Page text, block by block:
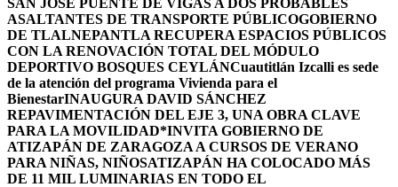
SAN JOSÉ PUENTE DE VIGAS A DOS PROBABLES
ASALTANTES DE TRANSPORTE PÚBLICOGOBIERNO
DE TLALNEPANTLA RECUPERA ESPACIOS PÚBLICOS
CON LA RENOVACIÓN TOTAL DEL MÓDULO
DEPORTIVO BOSQUES CEYLÁNCuautitlán Izcalli es sede
de la atención del programa Vivienda para el
BienestarINAUGURA DAVID SÁNCHEZ
REPAVIMENTACIÓN DEL EJE 3, UNA OBRA CLAVE
PARA LA MOVILIDAD*INVITA GOBIERNO DE
ATIZAPÁN DE ZARAGOZA A CURSOS DE VERANO
PARA NIÑAS, NIÑOSATIZAPÁN HA COLOCADO MÁS
DE 11 MIL LUMINARIAS EN TODO EL